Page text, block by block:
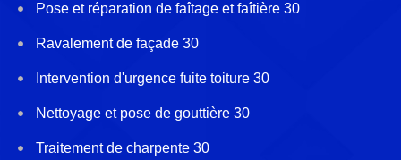
Pose et réparation de faîtage et faîtière 30
Ravalement de façade 30
Intervention d'urgence fuite toiture 30
Nettoyage et pose de gouttière 30
Traitement de charpente 30